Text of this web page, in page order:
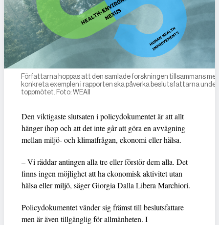
Författarna hoppas att den samlade forskningen tillsammans
konkreta exemplen i rapporten ska påverka beslutsfattarna under
toppmötet. Foto: WEAll
Den viktigaste slutsaten i policydokumentet är att allt
hänger ihop och att det inte går att göra en avvägning
mellan miljö- och klimatfrågan, ekonomi eller hälsa.
– Vi räddar antingen alla tre eller förstör dem alla. Det
finns ingen möjlighet att ha ekonomisk aktivitet utan
hälsa eller miljö, säger Giorgia Dalla Libera Marchiori.
Policydokumentet vänder sig främst till beslutsfattare
men är även tillgänglig för allmänheten. I